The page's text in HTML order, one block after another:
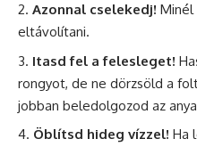
Azonnal cselekedj! Minél
eltávolítani.
Itasd fel a felesleget!
rongyot, de ne dörzsöld a
jobban beledolgozod az
Öblítsd hideg vízzel! Ha